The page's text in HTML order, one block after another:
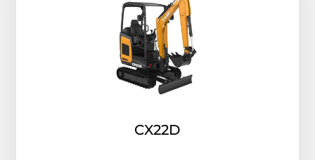
CX22D